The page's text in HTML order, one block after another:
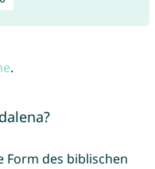
.
Form des biblischen